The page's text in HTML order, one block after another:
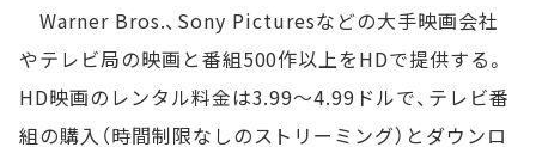
Warner Bros.、Sony Picturesなどの大手映画会社
やテレビ局の映画と番組500作以上をHDで提供する。
HD映画のレンタル料金は3.99～4.99ドルで、テレビ番
組の購入（時間制限なしのストリーミング）とダウンロ